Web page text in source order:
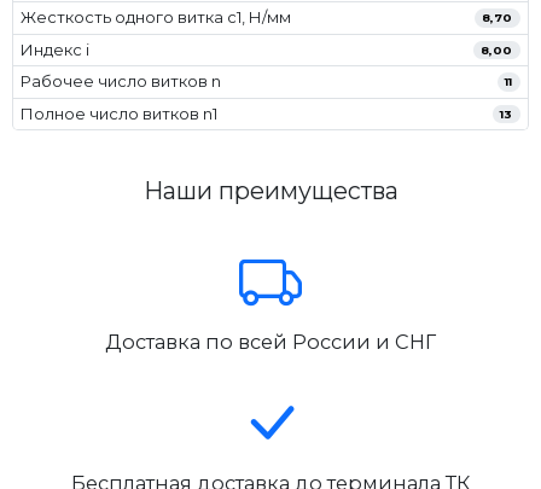
Жесткость одного витка c1, Н/мм 8,70
Индекс i 8,00
Рабочее число витков n 11
Полное число витков n1 13
Наши преимущества
Доставка по всей России и СНГ
Бесплатная доставка до терминала ТК